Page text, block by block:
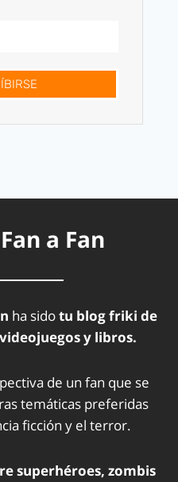
a Fan
ha sidotu blog friki de
y libros.
de un fan que se
temáticas preferidas
ficción y el terror.
superhéroes, zombis